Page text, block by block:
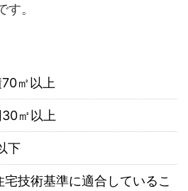
す。
㎡以上
㎡以上
下
技術基準に適合しているこ